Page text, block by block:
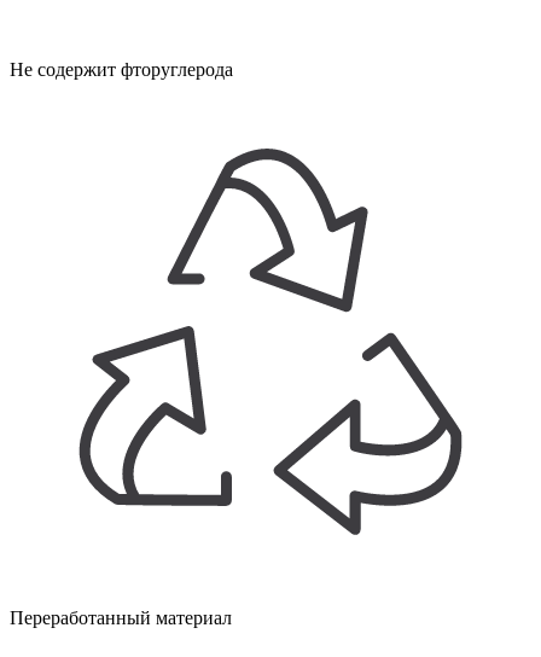
Не содержит фторуглерода
Переработанный материал